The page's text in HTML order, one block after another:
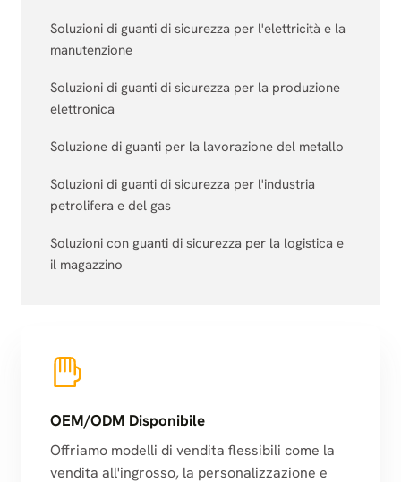
Soluzioni di guanti di sicurezza per l'elettricità e la
manutenzione
Soluzioni di guanti di sicurezza per la produzione
elettronica
Soluzione di guanti per la lavorazione del metallo
Soluzioni di guanti di sicurezza per l'industria
petrolifera e del gas
Soluzioni con guanti di sicurezza per la logistica e
il magazzino
OEM/ODM Disponibile
Offriamo modelli di vendita flessibili come la
vendita all'ingrosso, la personalizzazione e